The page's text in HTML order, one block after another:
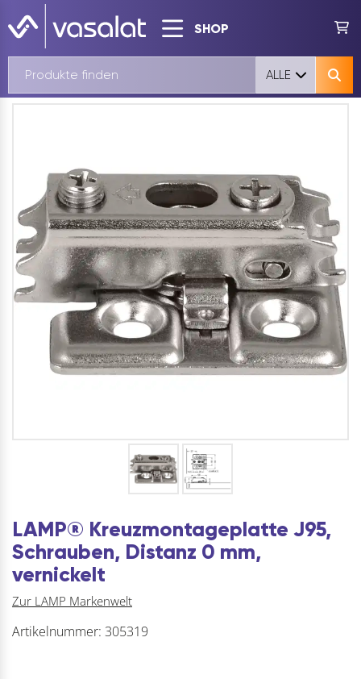
SHOP
ALLE
LAMP® Kreuzmontageplatte J95,
Schrauben, Distanz 0 mm,
vernickelt
Zur LAMP Markenwelt
Artikelnummer: 305319